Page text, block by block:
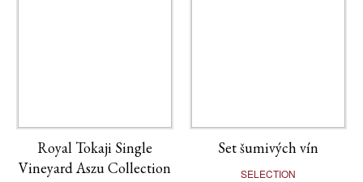
Royal Tokaji Single
Vineyard Aszu Collection
Set šumivých vín
SELECTION